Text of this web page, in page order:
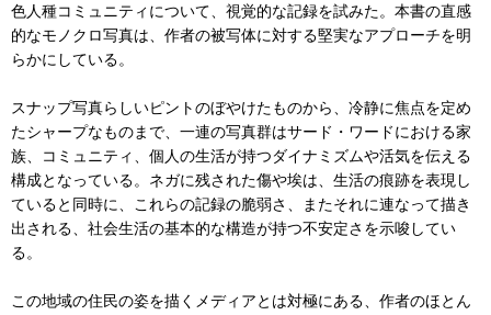
色人種コミュニティについて、視覚的な記録を試みた。本書の直感
的なモノクロ写真は、作者の被写体に対する堅実なアプローチを明
らかにしている。
スナップ写真らしいピントのぼやけたものから、冷静に焦点を定め
たシャープなものまで、一連の写真群はサード・ワードにおける家
族、コミュニティ、個人の生活が持つダイナミズムや活気を伝える
構成となっている。ネガに残された傷や埃は、生活の痕跡を表現し
ていると同時に、これらの記録の脆弱さ、またそれに連なって描き
出される、社会生活の基本的な構造が持つ不安定さを示唆してい
る。
この地域の住民の姿を描くメディアとは対極にある、作者のほとん